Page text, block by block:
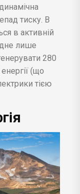
тиску. В
в активній
лише
280
(що
тією